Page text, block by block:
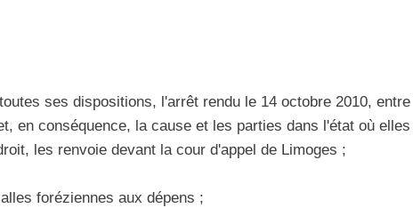
ses dispositions, l'arrêt rendu le 14 octobre 2010,
en conséquence, la cause et les parties dans l'état où
les renvoie devant la cour d'appel de Limoges ;
foréziennes aux dépens ;